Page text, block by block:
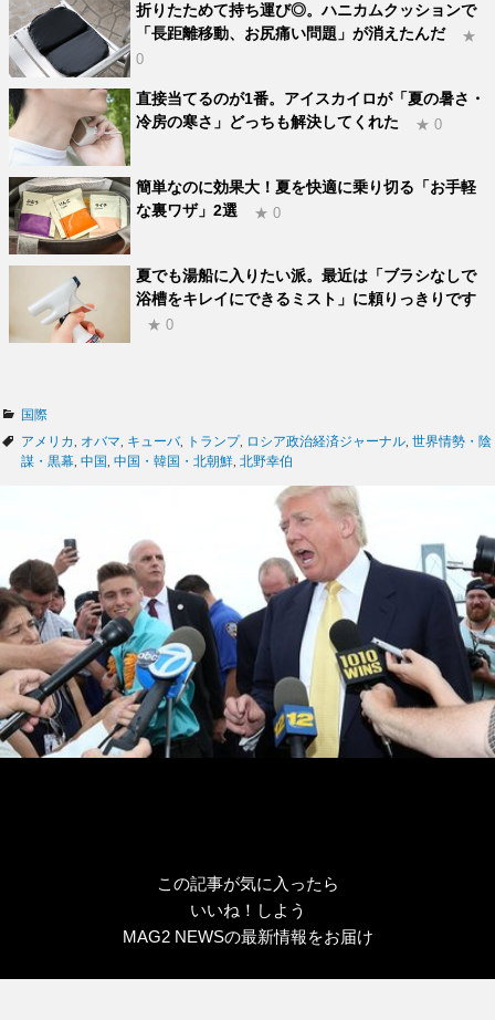
折りたためて持ち運び◎。ハニカムクッションで
「長距離移動、お尻痛い問題」が消えたんだ
★
0
直接当てるのが1番。アイスカイロが「夏の暑さ・
冷房の寒さ」どっちも解決してくれた
★ 0
簡単なのに効果大！夏を快適に乗り切る「お手軽
な裏ワザ」2選
★ 0
夏でも湯船に入りたい派。最近は「ブラシなしで
浴槽をキレイにできるミスト」に頼りっきりです
★ 0
カ
テ
ゴ
国際
タ
グ
アメリカ オバマ キューバ, トランプ, ロシア政治経済ジャーナル 世界情勢・陰
謀・黒幕 中国 中国・韓国・北朝鮮 北野幸伯
この記事が気に入ったら
いいね！しよう
MAG2 NEWSの最新情報をお届け